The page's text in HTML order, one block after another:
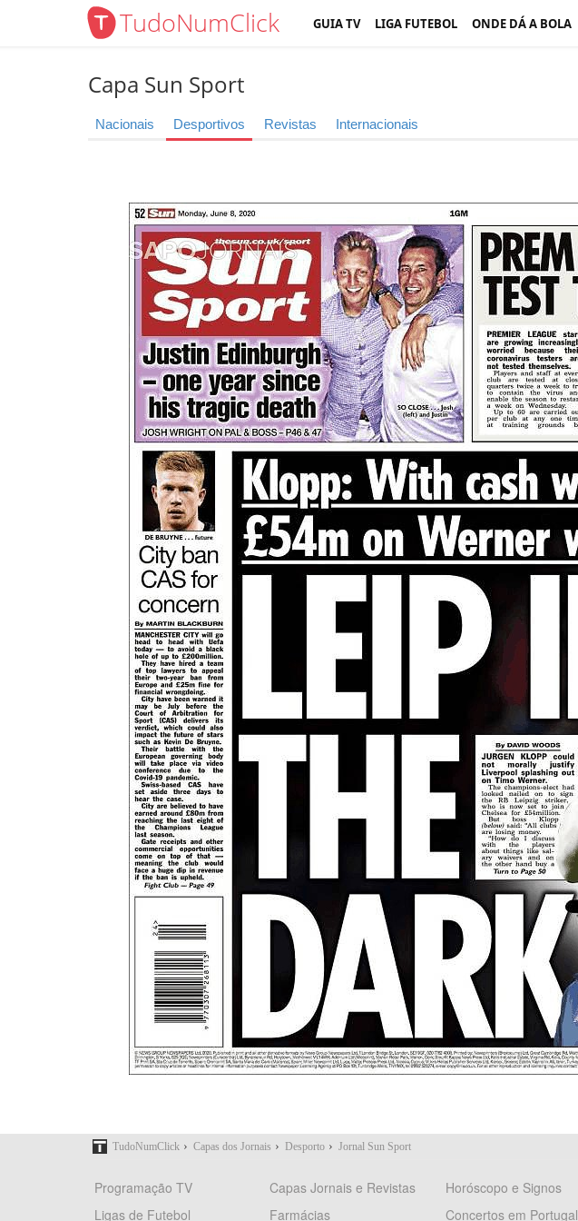
TudoNumClick GUIA TV LIGA FUTEBOL ONDE DÁ A BOLA
Capa Sun Sport
Nacionais Desportivos Revistas Internacionais
TudoNumClick › Capas dos Jornais › Desporto › Jornal Sun Sport
Programação TV
Ligas de Futebol
Capas Jornais e Revistas
Farmácias
Horóscopo e Signos
Concertos em Portugal